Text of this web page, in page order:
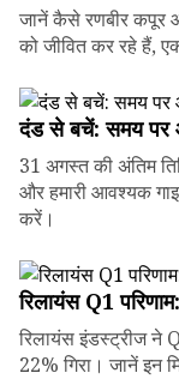
जानें कैसे रणबीर कपूर
को जीवित कर रहे हैं,
दंड से बचें: समय पर
31 अगस्त की अंतिम
और हमारी आवश्यक
करें।
रिलायंस Q1
रिलायंस इंडस्ट्रीज ने
22% गिरा। जानें इन